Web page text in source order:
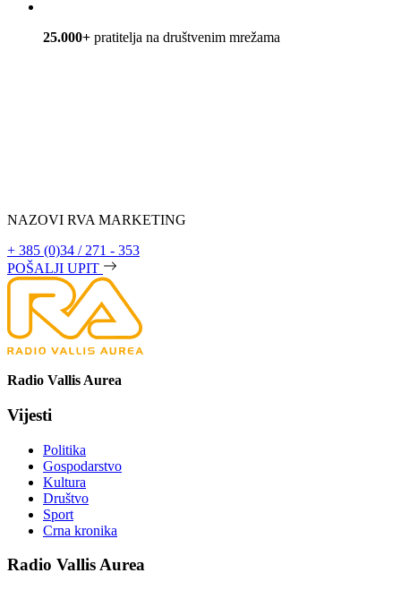
25.000+ pratitelja na društvenim mrežama
NAZOVI RVA MARKETING
+ 385 (0)34 / 271 - 353
POŠALJI UPIT
Radio Vallis Aurea
Vijesti
Politika
Gospodarstvo
Kultura
Društvo
Sport
Crna kronika
Radio Vallis Aurea